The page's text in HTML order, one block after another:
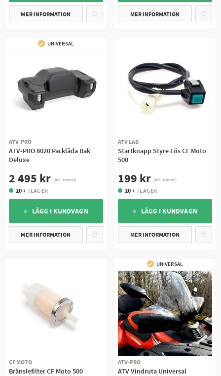
MER INFORMATION MER INFORMATION
UNIVERSAL
ATV-PRO
ATV-PRO 8020 Packlåda Bak
Deluxe
2 495 kr (ink. moms)
20 + I LAGER
+ LÄGG I KUNDVAGN
MER INFORMATION
ATV LAB
Startknapp Styre Lös CF Moto
500
199 kr (ink. moms)
20 + I LAGER
+ LÄGG I KUNDVAGN
MER INFORMATION
CF MOTO
Bränslefilter CF Moto 500
UNIVERSAL
ATV-PRO
ATV Vindruta Universal